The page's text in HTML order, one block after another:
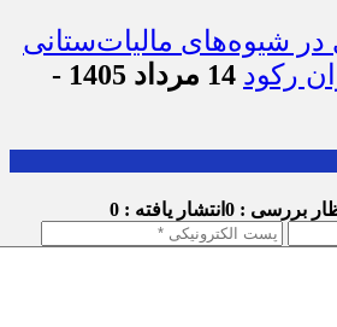
شیوه‌های مالیات‌ستانی
رکود
14 مرداد 1405 -
بررسی : 0 انتشار یافته : 0